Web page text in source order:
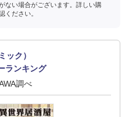
ない場合がございます。詳しい購
ください。
ック）
ランキング
調べ